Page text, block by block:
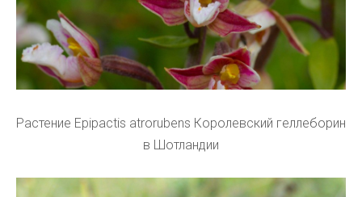
Растение Epipactis atrorubens Королевский геллеборин
в Шотландии